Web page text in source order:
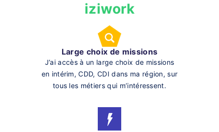
iziwork
Large choix de missions
J’ai accès à un large choix de missions
en intérim, CDD, CDI dans ma région, sur
tous les métiers qui m’intéressent.